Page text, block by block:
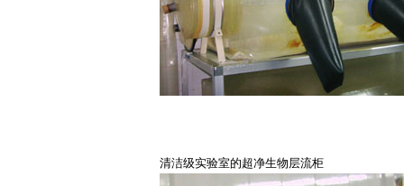
清洁级实验室的超净生物层流柜